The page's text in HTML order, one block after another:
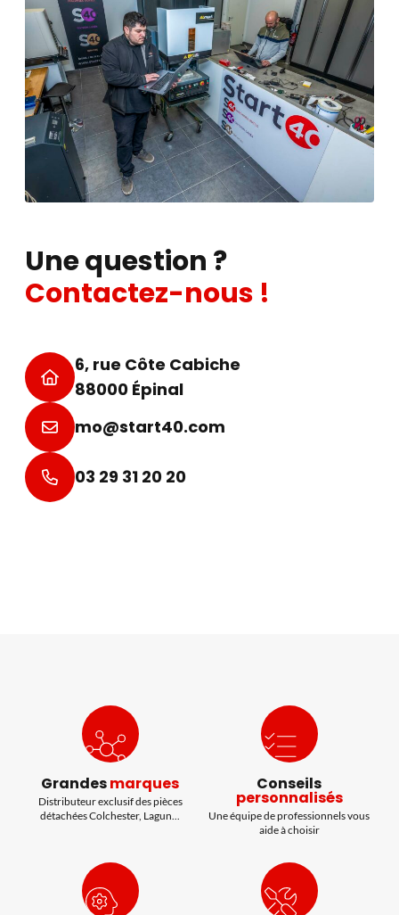
Une question ?
Contactez-nous !
6, rue Côte Cabiche
88000 Épinal
mo@start40.com
03 29 31 20 20
Grandesmarques
Distributeur exclusif des pièces
détachées Colchester, Lagun...
Conseils
personnalisés
Une équipe de professionnels vous
aide à choisir